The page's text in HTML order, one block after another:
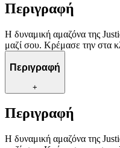
Περιγραφή
Η δυναμική αμαζόνα της
μαζί σου. Κρέμασε την στα
Περιγραφή
+
Περιγραφή
Η δυναμική αμαζόνα της